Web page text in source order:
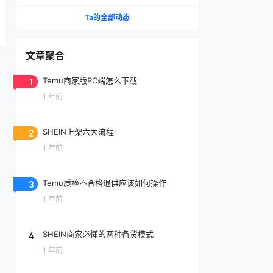
Ta的全部动态
文章聚合
1 Temu商家版PC端怎么下载
1 年前
2 SHEIN上架六大流程
1 年前
3 Temu质检不合格退供应该如何操作
1 年前
4 SHEIN商家必懂的两种备货模式
1 年前